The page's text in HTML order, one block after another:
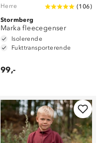
Herre (106)
Stormberg
Marka fleecegenser
Isolerende
Fukttransporterende
99,-